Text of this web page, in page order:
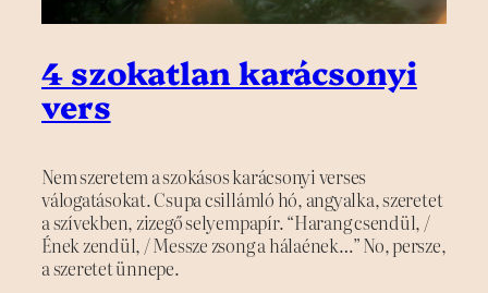
4 szokatlan karácsonyi
vers
Nem szeretem a szokásos karácsonyi verses
válogatásokat. Csupa csillámló hó, angyalka, szeretet
a szívekben, zizegő selyempapír. “Harang csendül, /
Ének zendül, / Messze zsong a hálaének…” No, persze,
a szeretet ünnepe.